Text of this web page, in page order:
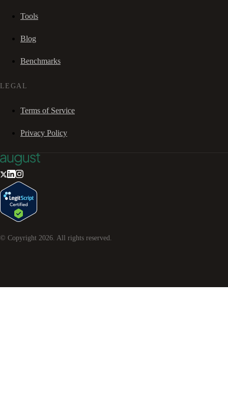
Tools
Blog
Benchmarks
LEGAL
Terms of Service
Privacy Policy
© Copyright 2026 . All rights reserved.